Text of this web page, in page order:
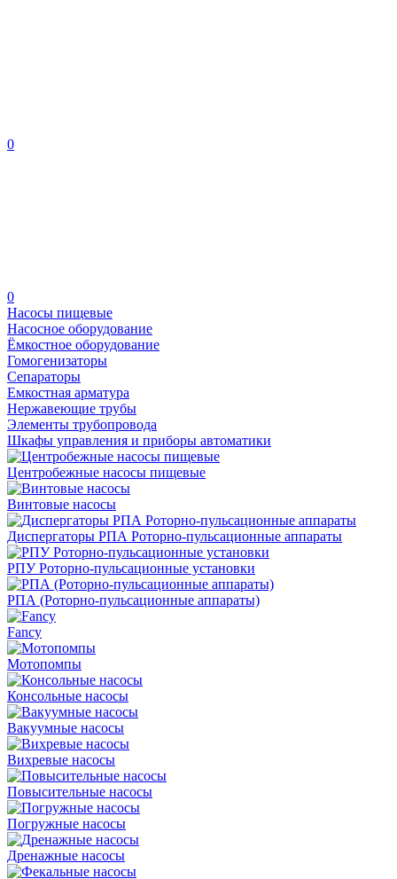
0
0
Насосы пищевые
Насосное оборудование
Ёмкостное оборудование
Гомогенизаторы
Сепараторы
Емкостная арматура
Нержавеющие трубы
Элементы трубопровода
Шкафы управления и приборы автоматики
Центробежные насосы пищевые
Винтовые насосы
Диспергаторы РПА Роторно-пульсационные аппараты
РПУ Роторно-пульсационные установки
РПА (Роторно-пульсационные аппараты)
Fancy
Мотопомпы
Консольные насосы
Вакуумные насосы
Вихревые насосы
Повысительные насосы
Погружные насосы
Дренажные насосы